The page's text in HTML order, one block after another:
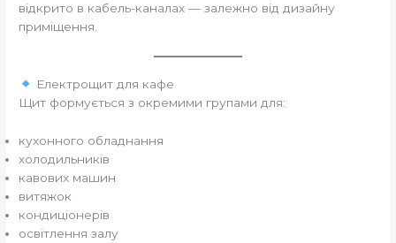
відкрито в кабель-каналах — залежно від дизайну
приміщення.
Електрощит для кафе
Щит формується з окремими групами для:
кухонного обладнання
холодильників
кавових машин
витяжок
кондиціонерів
освітлення залу